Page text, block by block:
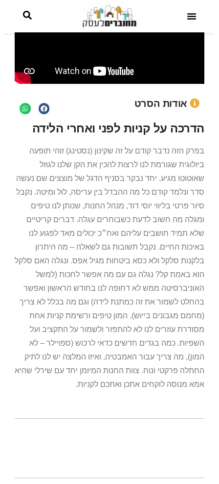
אודות הסרט
הדרכה על קניות לפני ואחרי הלידה
בפרק הזה נדבר קודם על זה שקינון (נסטינג) זוהי תופעה
ביולוגית שגורמת לנו לרצות להכין את הקן שלנו לגוזל
שאוטוטו מגיע. יחד נבקר בסניף הדגל של מוצצים שם נעשה
סדר ונלמד קודם כל מה ההבדל בין עריסה, לול ומיטה. נקבל
סיור פרטי בליווי יוסי דוד, מנהל החנות, שנותן לנו טיפים
ומגלה מה חשוב לדעת כשבוחרים עגלה. דברים קריטיים
שלא תמיד חושבים עליהם ואח״כ יכולים מאד לפגוע לנו
באיכות החיים. נקבל תשובות גם לשאלה – מה היתרון
בלקנות סלקל ולא כסא ביטחות מגיל אפס. ונגלה האם סלקל
הוא באמת קל? נגלה גם עם מה אפשר לחכות (למשל
האוניברסיטה ממש לא דחופה לנו בחודש הראשון ואפשר
בהחלט לשמור את זה כמתנת לידה) וגם מה בכלל לא צריך
(מחמם מגבונים בייוש). המון טיפים ורשימת קניות אחת
מסודרת עוזרים לנו לא להתפזר ולשמור על התקציב ועל
השפיות. כמה בגדים חדשים כדאי לרכוש (ספויילר – לא
המון), מה צריך עבור האמבטיה, ואיזו המלצה יש לנו לתיק
החתלה פרקטי ונוח. צוות החנות המיומן יחד עם שירלי שהיא
אמא מנוסה לוקחים אתכן ואתכם לקניות.